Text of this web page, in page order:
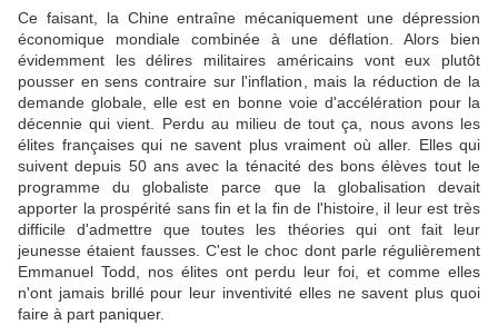
Ce faisant, la Chine entraîne mécaniquement une dépression
économique mondiale combinée à une déflation. Alors bien
évidemment les délires militaires américains vont eux plutôt
pousser en sens contraire sur l'inflation, mais la réduction de la
demande globale, elle est en bonne voie d'accélération pour la
décennie qui vient. Perdu au milieu de tout ça, nous avons les
élites françaises qui ne savent plus vraiment où aller. Elles qui
suivent depuis 50 ans avec la ténacité des bons élèves tout le
programme du globaliste parce que la globalisation devait
apporter la prospérité sans fin et la fin de l'histoire, il leur est très
difficile d'admettre que toutes les théories qui ont fait leur
jeunesse étaient fausses. C'est le choc dont parle régulièrement
Emmanuel Todd, nos élites ont perdu leur foi, et comme elles
n'ont jamais brillé pour leur inventivité elles ne savent plus quoi
faire à part paniquer.